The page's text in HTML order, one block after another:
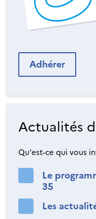
Adhérer
Actualités
Qu'est-ce qui vous
Le
35
Les